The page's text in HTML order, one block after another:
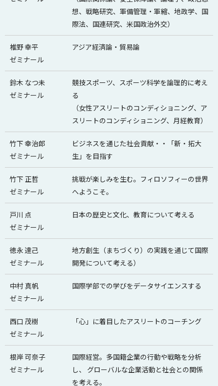
想、戦略研究、軍備管理・軍縮、地政学、国
際法、国連研究、米国政治外交）
椎野 幸平
ゼミナール
アジア経済論・貿易論
鈴木 なつ未
ゼミナール
競技スポーツ、スポーツ科学を論理的に考え
る
（女性アスリートのコンディショニング、ア
スリートのコンディショニング、月経教育）
竹下 幸治郎
ゼミナール
ビジネスを通じた社会貢献・・「新・拓大
生」を目指す
竹下 正哲
ゼミナール
挑戦が楽しみを生む。フィロソフィーの世界
へようこそ。
戸川 点
ゼミナール
日本の歴史と文化、教育について考える
徳永 達己
ゼミナール
地方創生（まちづくり）の実践を通じて国際
開発について考える）
中村 真帆
ゼミナール
国際学部での学びをデータサイエンスする
西口 茂樹
ゼミナール
「心」に着目したアスリートのコーチング
根岸 可奈子
ゼミナール
国際経営。多国籍企業の行動や戦略を分析
し、 グローバルな企業活動と社会との関係
を考える。